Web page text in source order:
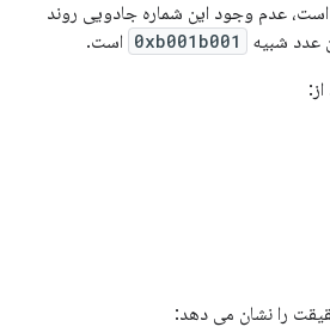
است، عدم وجود این شماره جادویی روند
عدد شبیه
0xb001b001 است.
را نشان می دهد: